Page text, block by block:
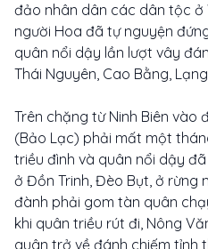
đảo nhân dân các dân tộc ở
người Hoa đã tự nguyện
quân nổi dậy lần lượt vây
Thái Nguyên, Cao Bằng,
Trên chặng từ Ninh Biên vào
(Bảo Lạc) phải mất một
triều đình và quân nổi dậy
ở Đồn Trinh, Đèo Bụt, ở rừng
đành phải gom tàn quân
khi quân triều rút đi, Nông
quân trở về đánh chiếm tỉnh